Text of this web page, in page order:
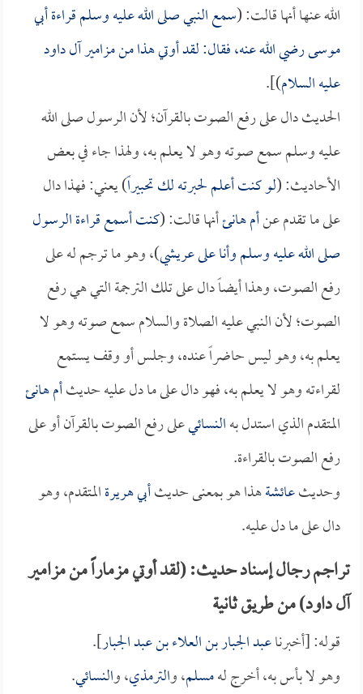
الله عنها أنها قالت: (سمع النبي صلى الله عليه وسلم قراءةأبي
موسىرضي الله عنه، فقال: لقد أوتي هذا من مزامير آل داود
عليه السلام)].
الحديث دال على رفع الصوت بالقرآن؛ لأن الرسول صلى الله
عليه وسلم سمع صوته وهو لا يعلم به، ولهذا جاء في بعض
الأحاديث: (لو كنت أعلم لحبرته لك تحبيراً) يعني: فهذا دال
على ما تقدم عنأم هانئأنها قالت: (كنت أسمع قراءة الرسول
صلى الله عليه وسلم وأنا على عريشي)، وهو ما ترجم له على
رفع الصوت، وهذا أيضاً دال على تلك الترجمة التي هي رفع
الصوت؛ لأن النبي عليه الصلاة والسلام سمع صوته وهو لا
يعلم به، وهو ليس حاضراً عنده، وجلس أو وقف يستمع
لقراءته وهو لا يعلم به، فهو دال على ما دل عليه حديثأم هانئ
المتقدم الذي استدل بهالنسائيعلى رفع الصوت بالقرآن أو على
رفع الصوت بالقراءة.
وحديثعائشةهذا هو بمعنى حديثأبي هريرةالمتقدم، وهو
دال على ما دل عليه.
تراجم رجال إسناد حديث: (لقد أوتي مزماراً من مزامير
آل داود) من طريق ثانية
قوله: [أخبرناعبد الجبار بن العلاء بن عبد الجبار].
وهو لا بأس به، أخرج لهمسلم، والترمذي، والنسائي.